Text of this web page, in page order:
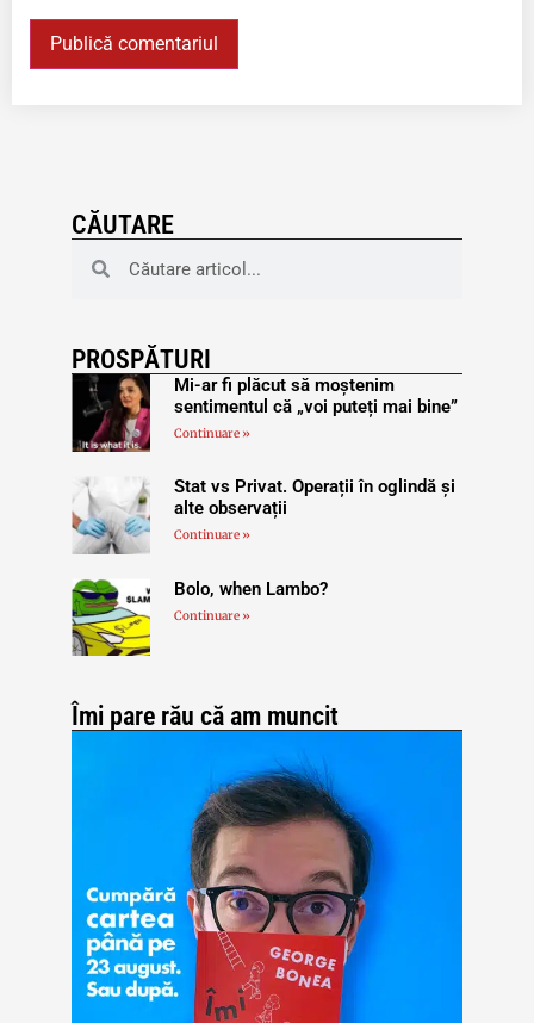
CĂUTARE
PROSPĂTURI
Mi-ar fi plăcut să moștenim
sentimentul că „voi puteți mai bine”
Continuare »
Stat vs Privat. Operații în oglindă și
alte observații
Continuare »
Bolo, when Lambo?
Continuare »
Îmi pare rău că am muncit